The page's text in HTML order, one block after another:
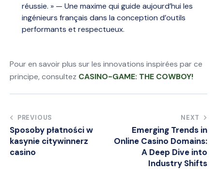
réussie. » — Une maxime qui guide aujourd’hui les
ingénieurs français dans la conception d’outils
performants et respectueux.
Pour en savoir plus sur les innovations inspirées par ce
principe, consultez CASINO-GAME: THE COWBOY!
Post
navigation
PREVIOUS
Sposoby płatności w
kasynie citywinnerz
casino
NEXT
Emerging Trends in
Online Casino Domains:
A Deep Dive into
Industry Shifts